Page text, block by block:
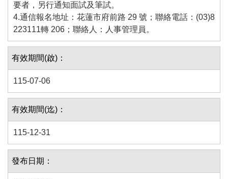
要者，另行通知面試及筆試。
4.通信報名地址：花蓮市府前路 29 號；聯絡電話：(03)8
223111轉 206；聯絡人：人事管理員。
有效期間(啟)：
115-07-06
有效期間(迄)：
115-12-31
發布日期：